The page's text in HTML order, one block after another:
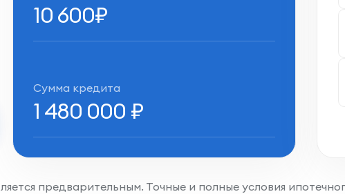
10 600₽
Сумма кредита
1 480 000 ₽
предварительным. Точные и полные условия